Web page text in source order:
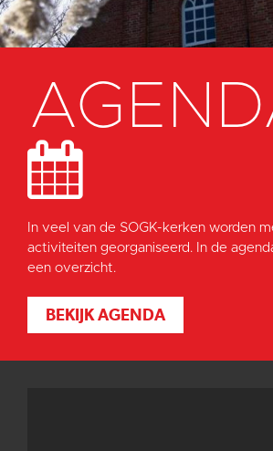
In veel van de SOGK-kerken worden
activiteiten georganiseerd. In de
een overzicht.
BEKIJK AGENDA